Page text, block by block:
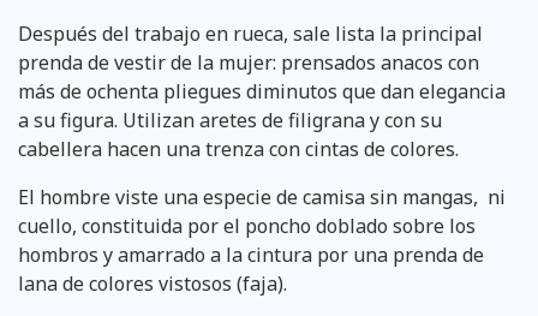
Después del trabajo en rueca, sale lista la principal
prenda de vestir de la mujer: prensados anacos con
más de ochenta pliegues diminutos que dan elegancia
a su figura. Utilizan aretes de filigrana y con su
cabellera hacen una trenza con cintas de colores.
El hombre viste una especie de camisa sin mangas, ni
cuello, constituida por el poncho doblado sobre los
hombros y amarrado a la cintura por una prenda de
lana de colores vistosos (faja).